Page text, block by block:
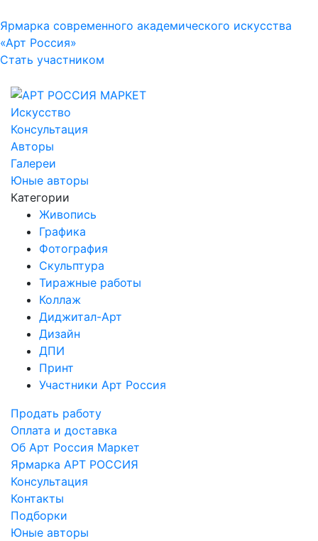
Ярмарка современного академического искусства
«Арт Россия»
Стать участником
Искусство
Консультация
Авторы
Галереи
Юные авторы
Категории
Живопись
Графика
Фотография
Скульптура
Тиражные работы
Коллаж
Диджитал-Арт
Дизайн
ДПИ
Принт
Участники Арт Россия
Продать работу
Оплата и доставка
Об Арт Россия Маркет
Ярмарка АРТ РОССИЯ
Консультация
Контакты
Подборки
Юные авторы